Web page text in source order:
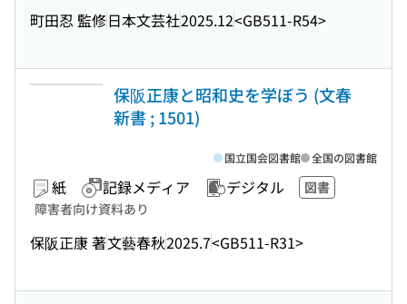
町田忍 監修日本文芸社2025.12<GB511-R54>
保阪正康と昭和史を学ぼう (文春
新書 ; 1501)
紙 記録メディア デジタル
図書
障害者向け資料あり
保阪正康 著文藝春秋2025.7<GB511-R31>
国立国会図書館 全国の図書館